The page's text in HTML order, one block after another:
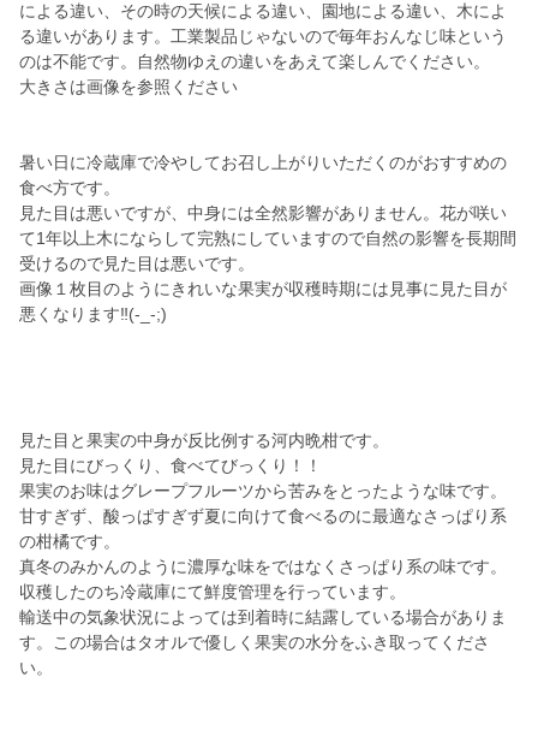
による違い、その時の天候による違い、園地による違い、木によ
る違いがあります。工業製品じゃないので毎年おんなじ味という
のは不能です。自然物ゆえの違いをあえて楽しんでください。
大きさは画像を参照ください
暑い日に冷蔵庫で冷やしてお召し上がりいただくのがおすすめの
食べ方です。
見た目は悪いですが、中身には全然影響がありません。花が咲い
て1年以上木にならして完熟にしていますので自然の影響を長期間
受けるので見た目は悪いです。
画像１枚目のようにきれいな果実が収穫時期には見事に見た目が
悪くなります‼️(-_-;)
見た目と果実の中身が反比例する河内晩柑です。
見た目にびっくり、食べてびっくり！！
果実のお味はグレープフルーツから苦みをとったような味です。
甘すぎず、酸っぱすぎず夏に向けて食べるのに最適なさっぱり系
の柑橘です。
真冬のみかんのように濃厚な味をではなくさっぱり系の味です。
収穫したのち冷蔵庫にて鮮度管理を行っています。
輸送中の気象状況によっては到着時に結露している場合がありま
す。この場合はタオルで優しく果実の水分をふき取ってくださ
い。